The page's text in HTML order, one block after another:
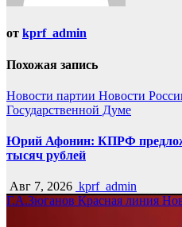
от kprf_admin
Похожая запись
Новости партии Новости
Государственной Думе
Юрий Афонин: КПРФ
тысяч рублей
Авг 7, 2026 kprf_admin
Г.А.ЗюгановКрасная линия